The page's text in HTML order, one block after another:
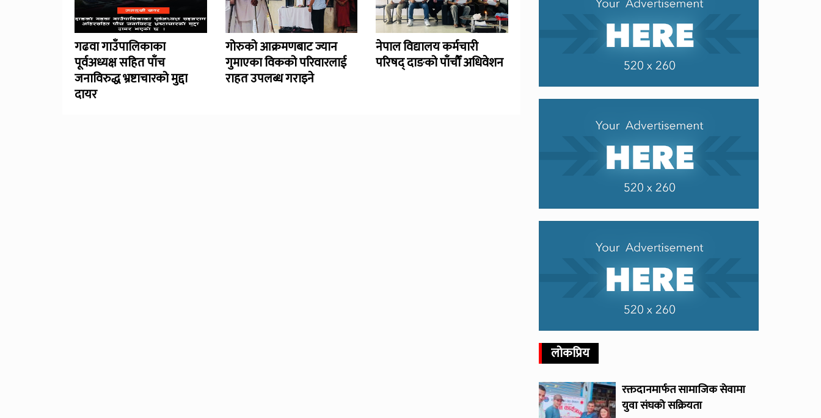
गढवा गाउँपालिकाका
पूर्वअध्यक्ष सहित पाँच
जनाविरुद्ध भ्रष्टाचारको मुद्दा
दायर
गोरुको आक्रमणबाट ज्यान
गुमाएका विकको परिवारलाई
राहत उपलब्ध गराइने
नेपाल विद्यालय कर्मचारी
परिषद् दाङको पाँचौँ अधिवेशन
लोकप्रिय
रक्तदानमार्फत सामाजिक सेवामा
युवा संघको सक्रियता